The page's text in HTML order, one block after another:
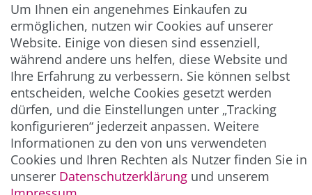
Abonnieren
** Hierbei handelt es sich um ein Pflichtfeld.
ZAHLUNG & VERSAND
Um Ihnen ein angenehmes Einkaufen zu
ermöglichen, nutzen wir Cookies auf unserer
Website. Einige von diesen sind essenziell,
während andere uns helfen, diese Website und
Ihre Erfahrung zu verbessern. Sie können selbst
entscheiden, welche Cookies gesetzt werden
dürfen, und die Einstellungen unter „Tracking
konfigurieren“ jederzeit anpassen. Weitere
Informationen zu den von uns verwendeten
Cookies und Ihren Rechten als Nutzer finden Sie in
unserer Daten­schutz­erklärung und unserem